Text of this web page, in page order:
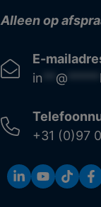
Alleen op
E-
in
@
+31 (0)97